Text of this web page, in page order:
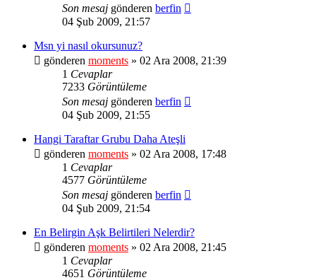
Son mesaj gönderen berfin
04 Şub 2009, 21:57
Msn yi nasıl okursunuz?
gönderen moments » 02 Ara 2008, 21:39
1 Cevaplar
7233 Görüntüleme
Son mesaj gönderen berfin
04 Şub 2009, 21:55
Hangi Taraftar Grubu Daha Ateşli
gönderen moments » 02 Ara 2008, 17:48
1 Cevaplar
4577 Görüntüleme
Son mesaj gönderen berfin
04 Şub 2009, 21:54
En Belirgin Aşk Belirtileri Nelerdir?
gönderen moments » 02 Ara 2008, 21:45
1 Cevaplar
4651 Görüntüleme